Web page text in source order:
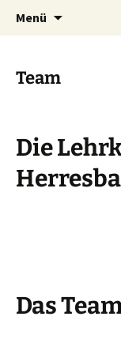
Menü
Team
Die
Das